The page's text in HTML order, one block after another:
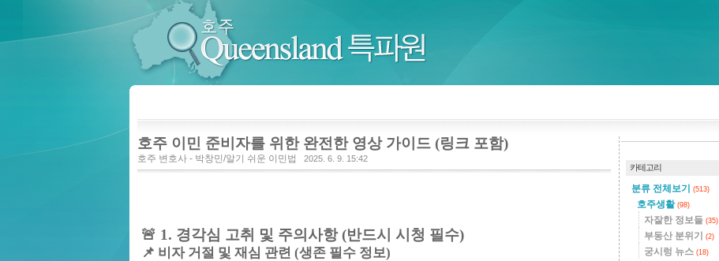
호주 이민 준비자를 위한 완전한 영상 가이드 (링크 포함)
호주 변호사 - 박창민/알기 쉬운 이민법 2025. 6. 9. 15:42
🚨 1. 경각심 고취 및 주의사항(반드시 시청 필수)
📌 비자 거절 및 재심 관련 (생존 필수 정보)
카테고리
분류 전체보기 (513)
호주생활 (98)
자잘한 정보들 (35)
부동산 분위기 (2)
궁시렁 뉴스 (18)